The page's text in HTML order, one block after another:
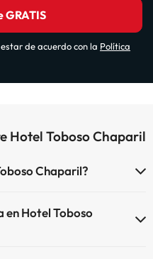
de acuerdo con la Política
Hotel Toboso Chaparil
Chaparil?
en Hotel Toboso